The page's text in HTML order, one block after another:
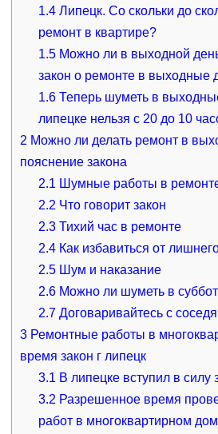
1.4 Липецк. Со скольки до
ремонт в квартире?
1.5 Можно ли в выходной
закон о ремонте в выходные
1.6 Теперь шуметь в
липецке нельзя с 20 до 10
2 Можно ли делать ремонт в
пояснение закона
2.1 Шумные работы в
2.2 Что говорит закон
2.3 Тихий час в ремонте
2.4 Как избавиться от
2.5 Шум и наказание
2.6 Можно ли шуметь в
2.7 Договаривайтесь с
3Ремонтные работы в
время закон г липецк
3.1 В липецке вступил в силу
3.2 Разрешенное время
работ в многоквартирном